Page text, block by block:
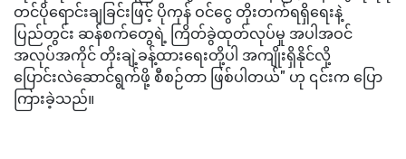
တင်ပိုရောင်းချခြင်းဖြင့် ပိုကုန် ဝင်ငွေ တိုးတက်ရရှိရေးနဲ့
ပြည်တွင်း ဆန်စက်တွေရဲ့ ကြိတ်ခွဲထုတ်လုပ်မှု အပါအဝင်
အလုပ်အကိုင် တိုးချဲ့ခန့်ထားရေးတို့ပါ အကျိုးရှိနိုင်လို့
ပြောင်းလဲဆောင်ရွက်ဖို့ စီစဉ်တာ ဖြစ်ပါတယ်" ဟု ၎င်းက ပြော
ကြားခဲ့သည်။